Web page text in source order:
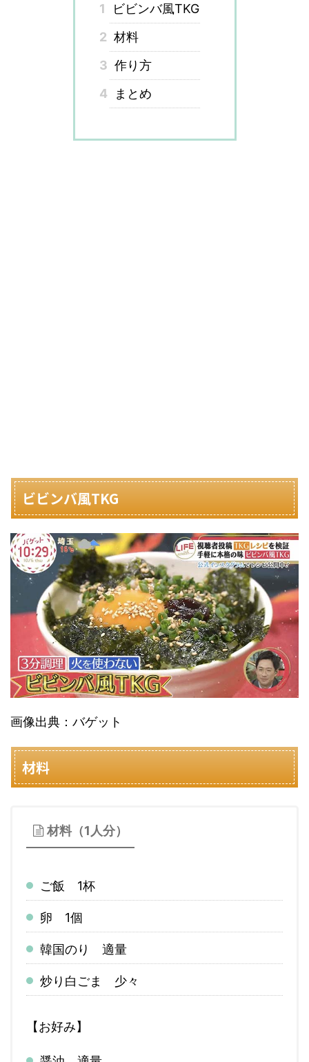
1
ビビンバ風TKG
2 材料
3 作り方
4
まとめ
ビビンバ風TKG
画像出典：バゲット
材料
材料（1人分）
ご飯 1杯
卵 1個
韓国のり 適量
炒り白ごま 少々
【お好み】